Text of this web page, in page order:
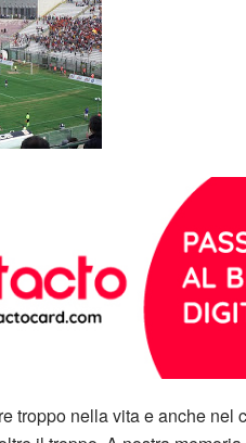
troppo nella vita e anche